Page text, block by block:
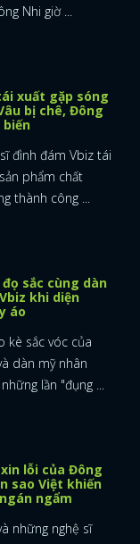
Nhi giờ ...
xuất gặp sóng
bị chê, Đông
biến
đình đám Vbiz tái
phẩm chất
thành công ...
sắc cùng dàn
khi diện
áo
kè sắc vóc của
dàn mỹ nhân
lần "đụng ...
lỗi của Đông
sao Việt khiến
ngẩm
những nghệ sĩ